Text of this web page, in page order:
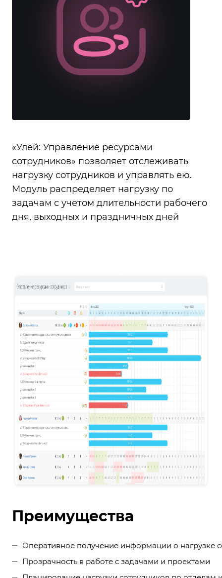
«Улей: Управление ресурсами
сотрудников» позволяет отслеживать
нагрузку сотрудников и управлять ею.
Модуль распределяет нагрузку по
задачам с учетом длительности рабочего
дня, выходных и праздничных дней
Преимущества
Оперативное получение информации о нагрузке
Прозрачность в работе с задачами и проектами